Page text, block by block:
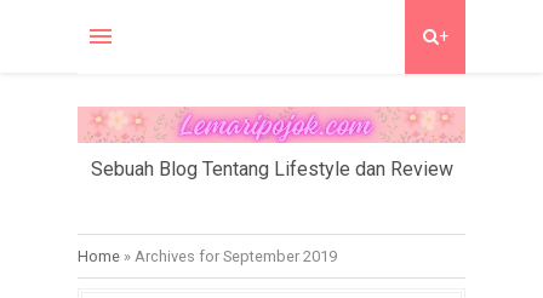
+
Sebuah Blog Tentang Lifestyle dan Review
Home » Archives for September 2019